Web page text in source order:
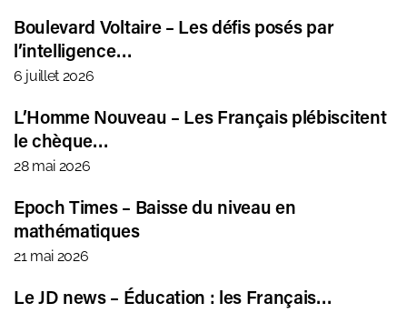
Boulevard Voltaire – Les défis posés par
l’intelligence…
6 juillet 2026
L’Homme Nouveau – Les Français plébiscitent
le chèque…
28 mai 2026
Epoch Times – Baisse du niveau en
mathématiques
21 mai 2026
Le JD news – Éducation : les Français…